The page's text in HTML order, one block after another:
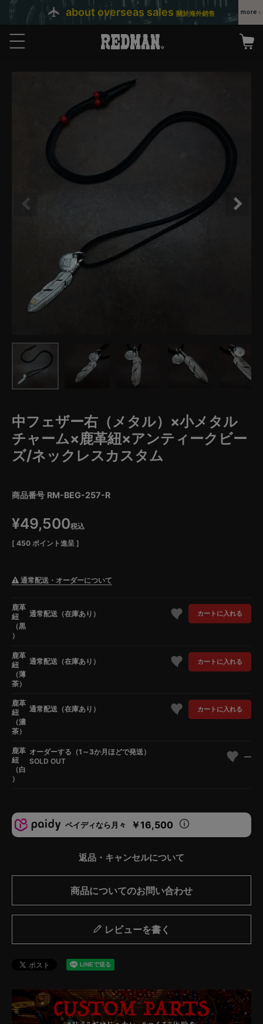
about overseas sales 關於海外銷售
中フェザー右（メタル）×小メタル
チャーム×鹿革紐×アンティークビー
ズ/ネックレスカスタム
商品番号 RM-BEG-257-R
¥49,500税込
[ 450 ポイント進呈 ]
通常配送・オーダーについて
鹿革
紐
（黒
）
通常配送（在庫あり） カートに入れる
鹿革
紐
（薄
茶）
通常配送（在庫あり） カートに入れる
鹿革
紐
（濃
茶）
通常配送（在庫あり） カートに入れる
鹿革
紐
（白
）
オーダーする（1～3か月ほどで発送）
SOLD OUT
—
ペイディなら月々 ￥16,500
返品・キャンセルについて
商品についてのお問い合わせ
レビューを書く